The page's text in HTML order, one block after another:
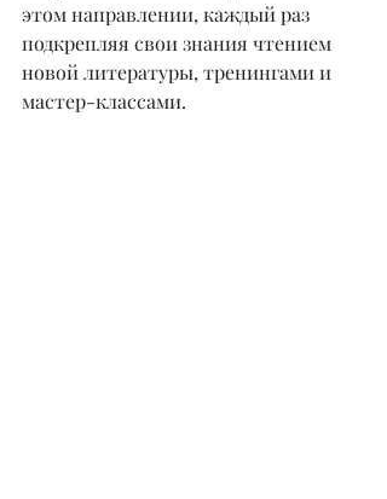
этом направлении, каждый раз
подкрепляя свои знания чтением
новой литературы, тренингами и
мастер-классами.